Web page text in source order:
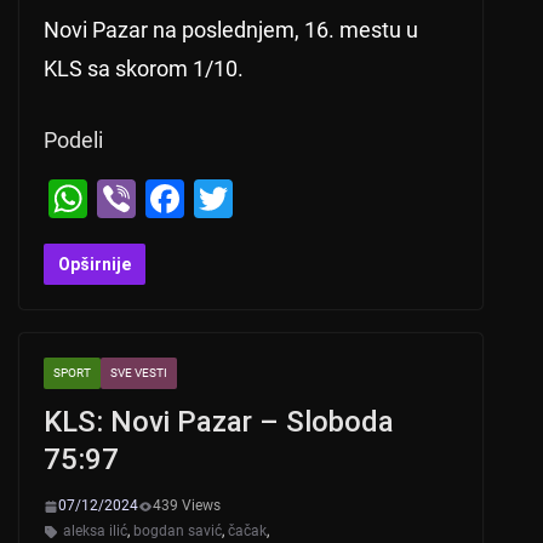
Novi Pazar na poslednjem, 16. mestu u
KLS sa skorom 1/10.
Podeli
W
h
at
A
p
p
Vi
b
er
F
o
Opširnije
SPORT SVE VESTI
KLS: Novi Pazar – Sloboda
75:97
07/12/2024
439 Views
aleksa ilić, bogdan savić, čačak,